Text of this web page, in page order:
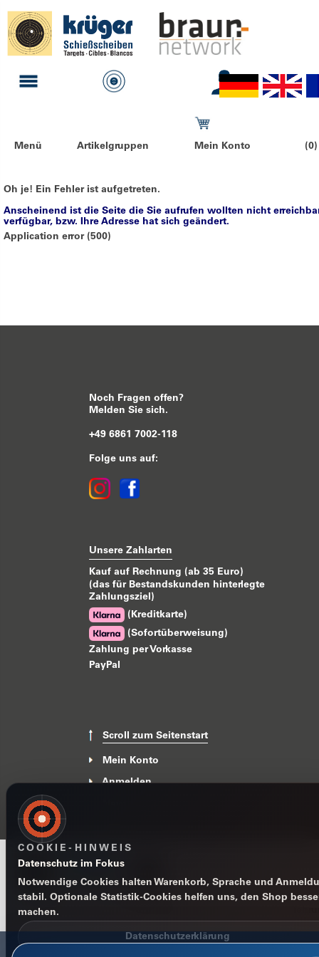
Menü Artikelgruppen Mein Konto
Oh je! Ein Fehler ist aufgetreten.
Anscheinend ist die Seite die Sie aufrufen wollten nicht
verfügbar, bzw. Ihre Adresse hat sich geändert.
Application error (500)
Noch Fragen offen?
Melden Sie sich.
+49 6861 7002-118
Folge uns auf:
Unsere Zahlarten
Kauf auf Rechnung (ab 35 Euro)
(das für Bestandskunden hinterlegte
Zahlungsziel)
(Kreditkarte)
(Sofortüberweisung)
Zahlung per Vorkasse
PayPal
Scroll zum Seitenstart
Mein Konto
Anmelden
Impressum
COOKIE-HINWEIS
Datenschutz im Fokus
Notwendige Cookies halten Warenkorb, Sprache und
stabil. Optionale Statistik-Cookies helfen uns, den Shop
machen.
Datenschutzerklärung